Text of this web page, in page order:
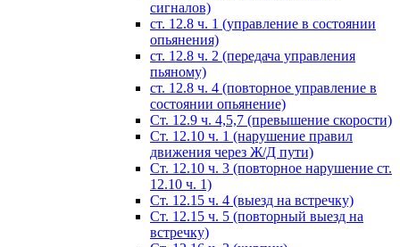
сигналов)
cт. 12.8 ч. 1 (управление в состоянии
опьянения)
ст. 12.8 ч. 2 (передача управления
пьяному)
ст. 12.8 ч. 4 (повторное управление в
состоянии опьянение)
Ст. 12.9 ч. 4,5,7 (превышение скорости)
Ст. 12.10 ч. 1 (нарушение правил
движения через Ж/Д пути)
Ст. 12.10 ч. 3 (повторное нарушение ст.
12.10 ч. 1)
Ст. 12.15 ч. 4 (выезд на встречку)
Ст. 12.15 ч. 5 (повторный выезд на
встречку)